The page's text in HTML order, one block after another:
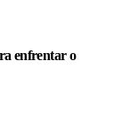
enfrentar o